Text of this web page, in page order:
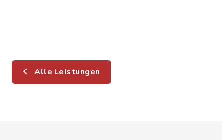
Alle Leistungen